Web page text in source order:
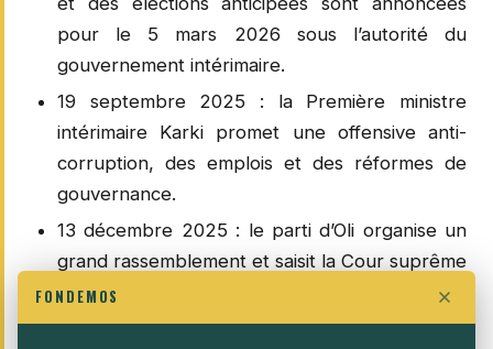
pour le 5 mars 2026 sous l’autorité du
gouvernement intérimaire.
19 septembre 2025 : la Première ministre
intérimaire Karki promet une offensive anti-
corruption, des emplois et des réformes de
gouvernance.
13 décembre 2025 : le parti d’Oli organise un
grand rassemblement et saisit la Cour suprême
pour demander le rétablissement du
Parlement.
FONDEMOS